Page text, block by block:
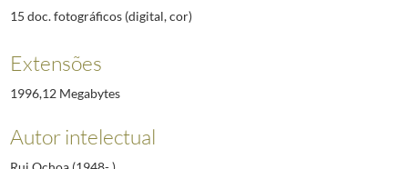
15 doc. fotográficos (digital, cor)
Extensões
1996,12 Megabytes
Autor intelectual